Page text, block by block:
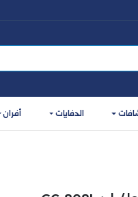
الدفايات أفران